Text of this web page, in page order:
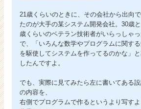
21歳くらいのときに、その会社から出向
たのが大手の某システム開発会社。30歳
歳くらいのベテラン技術者がいらっしゃ
で、「いろんな数学やプログラムに関す
を駆使してシステムを作ってるのかな」
したんですよ。
でも、実際に見てみたら左に書いてある
の内容を、
右側でプログラムで作るというより写す